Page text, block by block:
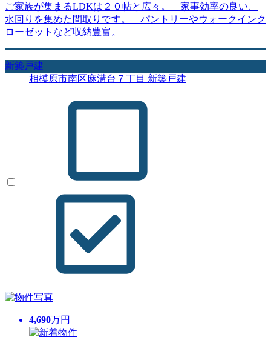
ご家族が集まるLDKは２０帖と広々。 家事効率の良い、
水回りを集めた間取りです。 パントリーやウォークインク
ローゼットなど収納豊富。
新築戸建
相模原市南区麻溝台７丁目 新築戸建
4,690万円